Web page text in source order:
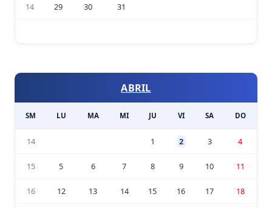
14 29 30 31
ABRIL
SM LU MA MI JU VI SA DO
14 1 2 3 4
15 5 6 7 8 9 10 11
16 12 13 14 15 16 17 18